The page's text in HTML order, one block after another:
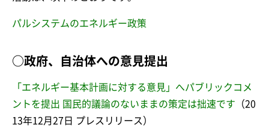
パルシステムのエネルギー政策
○政府、自治体への意見提出
「エネルギー基本計画に対する意見」へパブリックコメ
ントを提出 国民的議論のないままの策定は拙速です （20
13年12月27日 プレスリリース）